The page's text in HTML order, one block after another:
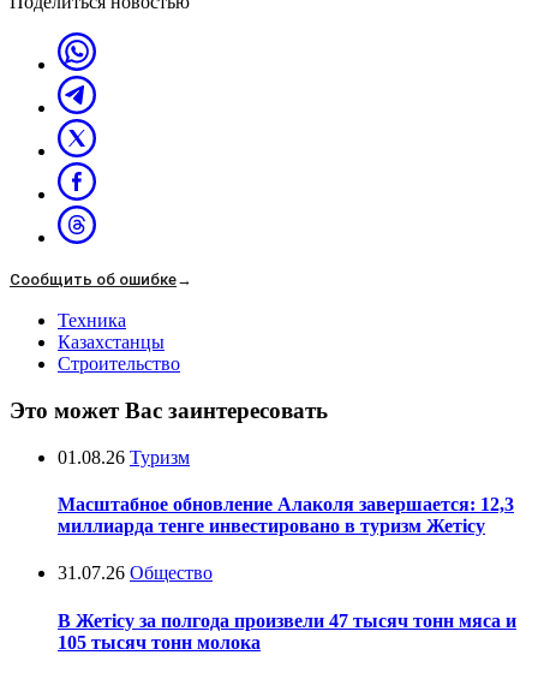
Сообщить об ошибке→
Техника
Казахстанцы
Строительство
Это может Вас заинтересовать
01.08.26 Туризм
Масштабное обновление Алаколя завершается: 12,3
миллиарда тенге инвестировано в туризм Жетісу
31.07.26 Общество
В Жетісу за полгода произвели 47 тысяч тонн мяса и
105 тысяч тонн молока